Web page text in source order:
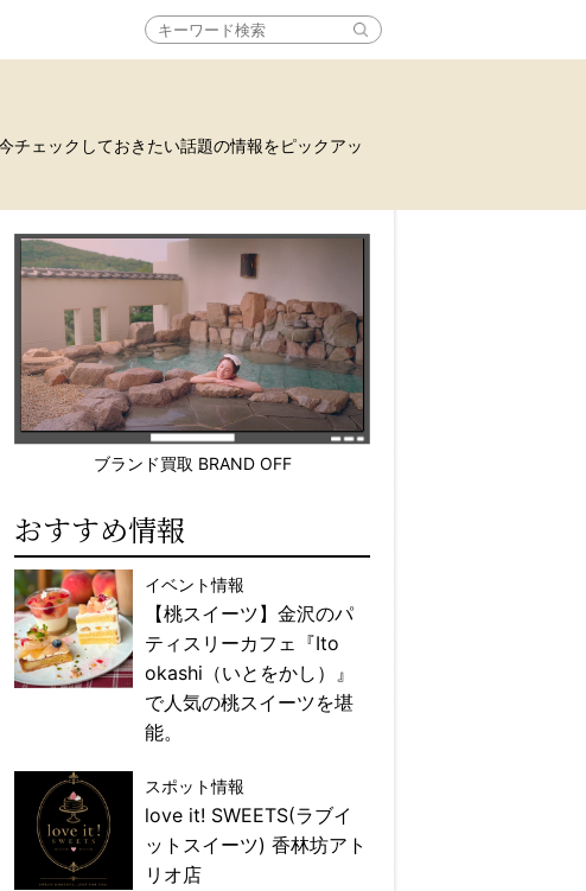
チェックしておきたい話題の情報をピックアッ
ブランド買取 BRAND OFF
おすすめ情報
イベント情報
【桃スイーツ】金沢のパ
ティスリーカフェ『Ito
okashi（いとをかし）』
で人気の桃スイーツを堪
能。
スポット情報
love it! SWEETS(ラブイ
ットスイーツ) 香林坊アト
リオ店